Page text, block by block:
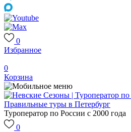
0
Избранное
0
Корзина
Туроператор по России с 2000 года
0